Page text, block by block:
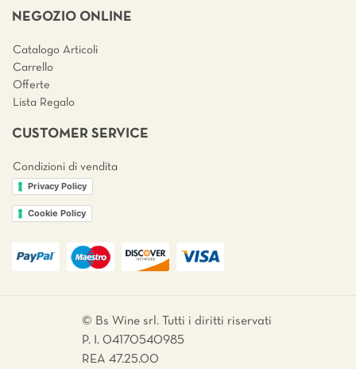
NEGOZIO ONLINE
Catalogo Articoli
Carrello
Offerte
Lista Regalo
CUSTOMER SERVICE
Condizioni di vendita
Privacy Policy
Cookie Policy
© Bs Wine srl. Tutti i diritti riservati
P. I. 04170540985
REA 47.25.00